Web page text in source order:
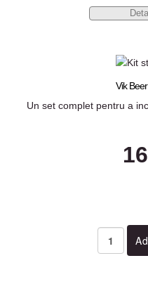
Vik
Un set complet pentru a